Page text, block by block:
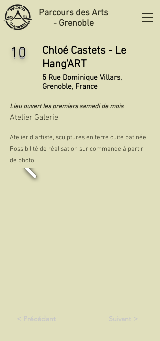
Parcours des Arts
- Grenoble
10
Chloé Castets - Le
Hang'ART
5 Rue Dominique Villars,
Grenoble, France
Lieu ouvert les premiers samedi de mois
Atelier Galerie
Atelier d’artiste, sculptures en terre cuite patinée.
Possibilité de réalisation sur commande à partir
de photo.
< Précédant Suivant >